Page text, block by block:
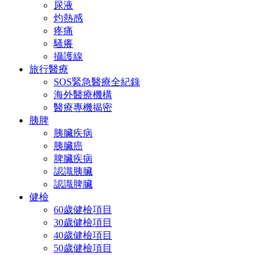
尿液
灼熱感
疼痛
騷癢
攝護線
旅行醫療
SOS緊急醫療全紀錄
海外醫療機構
醫療專機揭密
胰脾
胰臟疾病
胰臟癌
脾臟疾病
認識胰臟
認識脾臟
健檢
60歲健檢項目
30歲健檢項目
40歲健檢項目
50歲健檢項目